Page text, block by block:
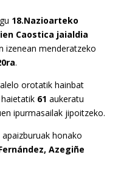
18.Nazioarteko
Caostica jaialdia
izenean menderatzeko
.
orotatik hainbat
61 aukeratu
ipurmasailak jipoitzeko.
honako
Azegiñe